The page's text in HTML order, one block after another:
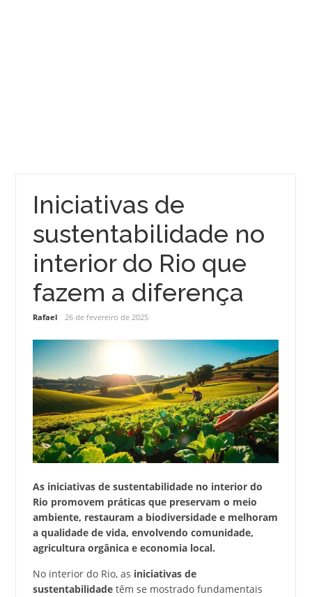
Iniciativas de
sustentabilidade no
interior do Rio que
fazem a diferença
Rafael 26 de fevereiro de 2025
As iniciativas de sustentabilidade no interior do
Rio promovem práticas que preservam o meio
ambiente, restauram a biodiversidade e melhoram
a qualidade de vida, envolvendo comunidade,
agricultura orgânica e economia local.
No interior do Rio, as iniciativas de
sustentabilidadetêm se mostrado fundamentais